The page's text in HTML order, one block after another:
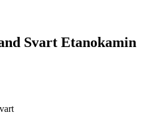
Svart Etanokamin